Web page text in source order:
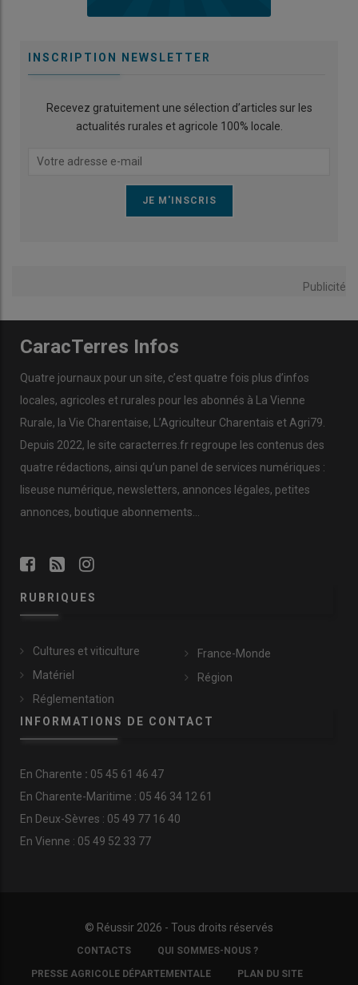
INSCRIPTION NEWSLETTER
Recevez gratuitement une sélection d’articles sur les
actualités rurales et agricole 100% locale.
Publicité
CaracTerres Infos
Quatre journaux pour un site, c’est quatre fois plus d’infos
locales, agricoles et rurales pour les abonnés à La Vienne
Rurale, la Vie Charentaise, L’Agriculteur Charentais et Agri79.
Depuis 2022, le site caracterres.fr regroupe les contenus des
quatre rédactions, ainsi qu’un panel de services numériques :
liseuse numérique, newsletters, annonces légales, petites
annonces, boutique abonnements…
RUBRIQUES
Cultures et viticulture
Matériel
Réglementation
France-Monde
Région
INFORMATIONS DE CONTACT
En Charente : 05 45 61 46 47
En Charente-Maritime : 05 46 34 12 61
En Deux-Sèvres : 05 49 77 16 40
En Vienne : 05 49 52 33 77
© Réussir 2026 - Tous droits réservés
COPYRIGHTCONTACTS QUI SOMMES-NOUS ?
PRESSE AGRICOLE DÉPARTEMENTALE PLAN DU SITE